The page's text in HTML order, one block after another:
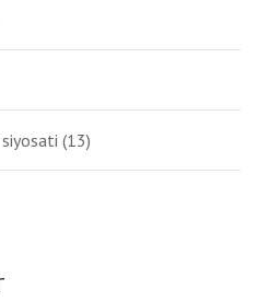
siyosati (13)